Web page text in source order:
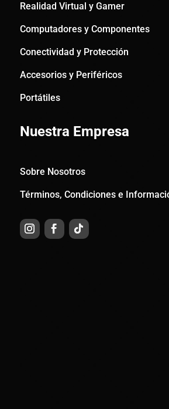
Realidad Virtual y Gamer
Computadores y Componentes
Conectividad y Protección
Accesorios y Periféricos
Portátiles
Nuestra Empresa
Sobre Nosotros
Términos, Condiciones e